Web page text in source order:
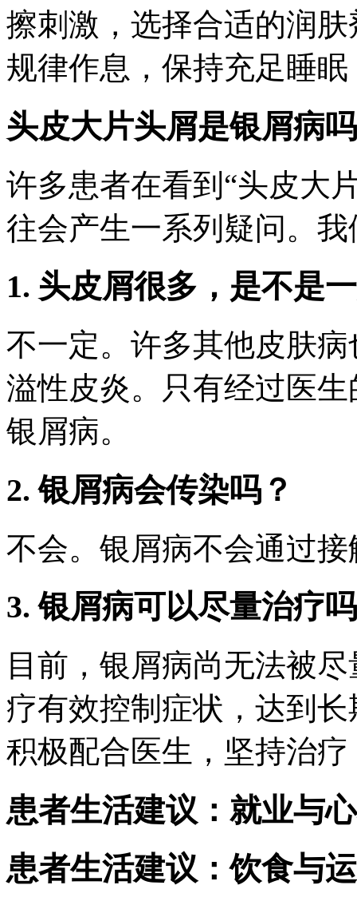
擦刺激，选择合适的润
规律作息，保持充足睡
头皮大片头屑是银屑病
许多患者在看到“头皮大
往会产生一系列疑问。
1. 头皮屑很多，是不是
不一定。许多其他皮肤
溢性皮炎。只有经过医
银屑病。
2. 银屑病会传染吗？
不会。银屑病不会通过
3. 银屑病可以尽量治疗
目前，银屑病尚无法被
疗有效控制症状，达到
积极配合医生，坚持治
患者生活建议：就业与
患者生活建议：饮食与